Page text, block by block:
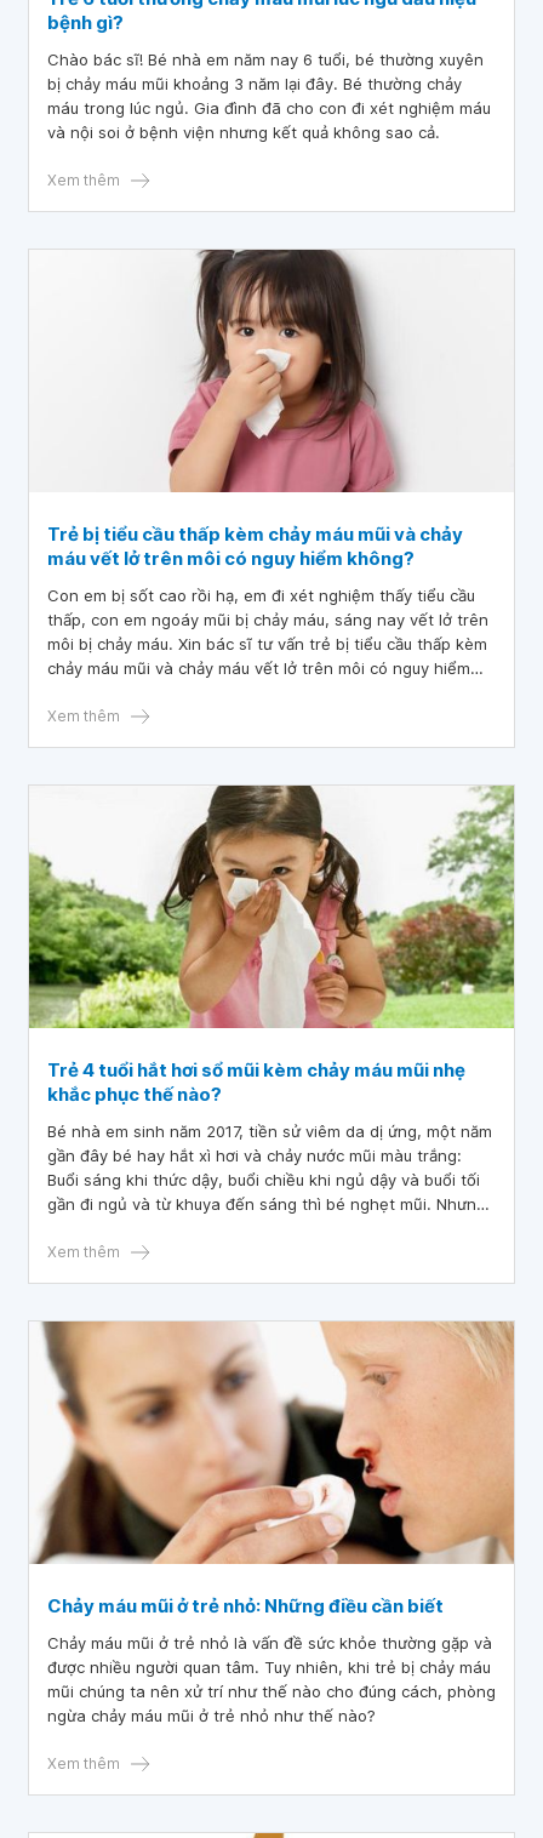
bệnh gì?
Chào bác sĩ! Bé nhà em năm nay 6 tuổi, bé thường xuyên
bị chảy máu mũi khoảng 3 năm lại đây. Bé thường chảy
máu trong lúc ngủ. Gia đình đã cho con đi xét nghiệm máu
và nội soi ở bệnh viện nhưng kết quả không sao cả.
Xem thêm
Trẻ bị tiểu cầu thấp kèm chảy máu mũi và chảy
máu vết lở trên môi có nguy hiểm không?
Con em bị sốt cao rồi hạ, em đi xét nghiệm thấy tiểu cầu
thấp, con em ngoáy mũi bị chảy máu, sáng nay vết lở trên
môi bị chảy máu. Xin bác sĩ tư vấn trẻ bị tiểu cầu thấp kèm
chảy máu mũi và chảy máu vết lở trên môi có nguy hiểm
Xem thêm
Trẻ 4 tuổi hắt hơi sổ mũi kèm chảy máu mũi nhẹ
khắc phục thế nào?
Bé nhà em sinh năm 2017, tiền sử viêm da dị ứng, một năm
gần đây bé hay hắt xì hơi và chảy nước mũi màu trắng:
Buổi sáng khi thức dậy, buổi chiều khi ngủ dậy và buổi tối
gần đi ngủ và từ khuya đến sáng thì bé nghẹt mũi. Nhưng
máu 2 lần hắt xì hơi gần đây ra nhiều máu hơn những lần
khắc phục thế nào? Em xin cảm ơn bác sĩ.
Xem thêm
Chảy máu mũi ở trẻ nhỏ: Những điều cần biết
Chảy máu mũi ở trẻ nhỏ là vấn đề sức khỏe thường gặp và
được nhiều người quan tâm. Tuy nhiên, khi trẻ bị chảy máu
mũi chúng ta nên xử trí như thế nào cho đúng cách, phòng
ngừa chảy máu mũi ở trẻ nhỏ như thế nào?
Xem thêm